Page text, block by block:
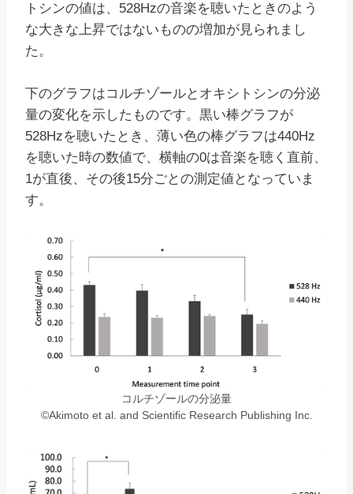
トシンの値は、528Hzの音楽を聴いたときのよう
な大きな上昇ではないものの増加が見られまし
た。
下のグラフはコルチゾールとオキシトシンの分泌
量の変化を示したものです。黒い棒グラフが
528Hzを聴いたとき、薄い色の棒グラフは440Hz
を聴いた時の数値で、横軸の0は音楽を聴く直前、
1が直後、その後15分ごとの測定値となっていま
す。
コルチゾールの分泌量
©Akimoto et al. and Scientific Research Publishing Inc.